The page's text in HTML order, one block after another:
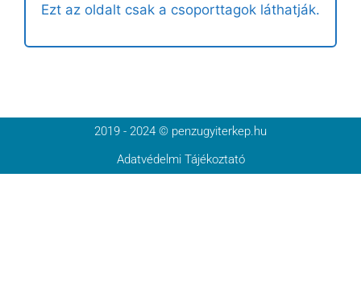
Ezt az oldalt csak a csoporttagok láthatják.
2019 - 2024 © penzugyiterkep.hu
Adatvédelmi Tájékoztató